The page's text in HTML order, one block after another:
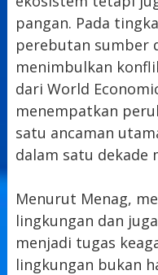
pangan. Pada
perebutan sumber
menimbulkan
dari World
menempatkan
satu ancaman
dalam satu dekade
Menurut Menag,
lingkungan dan
menjadi tugas
lingkungan bukan